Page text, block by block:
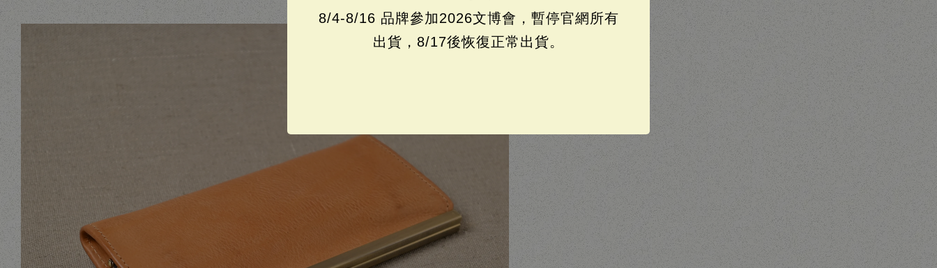
8/4-8/16 品牌參加2026文博會，暫停官網所有
出貨，8/17後恢復正常出貨。